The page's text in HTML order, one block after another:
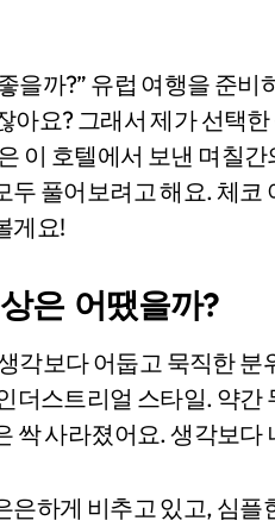
요? 그래서 제가 선택
이 호텔에서 보낸 며칠
두 풀어보려고 해요. 체
게요!
은 어땠을까?
각보다 어둡고 묵직한
더스트리얼 스타일. 약간
싹 사라졌어요. 생각보다
하게 비추고 있고, 심플